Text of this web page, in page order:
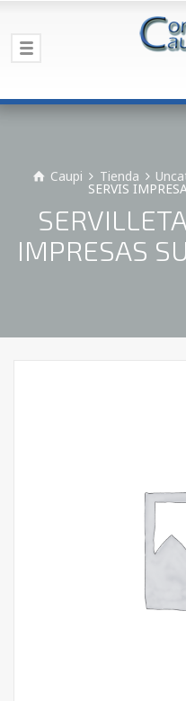
Caupi Tienda
SERVIS
IMPRESAS